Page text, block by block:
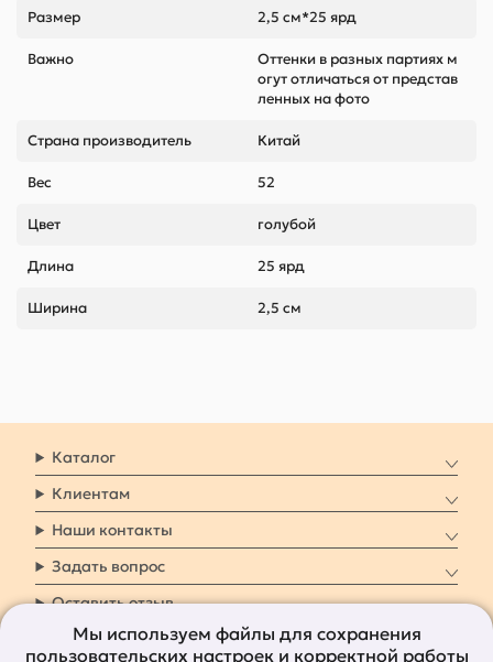
Размер 2,5 см*25 ярд
Важно
Оттенки в разных партиях м
огут отличаться от представ
ленных на фото
Страна производитель Китай
Вес 52
Цвет голубой
Длина 25 ярд
Ширина 2,5 см
Каталог
Клиентам
Наши контакты
Задать вопрос
Оставить отзыв
Мы используем файлы для сохранения
пользовательских настроек и корректной работы